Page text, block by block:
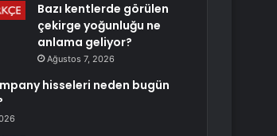
Bazı kentlerde görülen
çekirge yoğunluğu ne
anlama geliyor?
Ağustos 7, 2026
hisseleri neden bugün